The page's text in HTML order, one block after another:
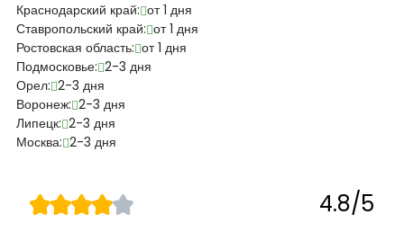
Краснодарский край: от 1 дня
Ставропольский край: от 1 дня
Ростовская область: от 1 дня
Подмосковье: 2-3 дня
Орел: 2-3 дня
Воронеж: 2-3 дня
Липецк: 2-3 дня
Москва: 2-3 дня
4.8/5